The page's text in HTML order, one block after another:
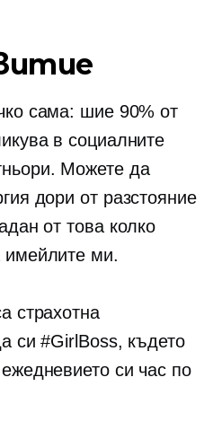
сама: шие 90% от
в социалните
Можете да
дори от разстояние
от това колко
имейлите ми.
страхотна
си #GirlBoss, където
си час по